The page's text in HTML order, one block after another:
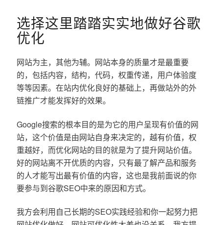
选择这里踏踏实实地做好谷歌
优化
网站为主，其他为辅。网站本身的质量才是最重要
的，包括内容，结构，代码，权重传递，用户体验度
等等因素。在站内优化良好的基础上，再做站外的外
链推广才能发挥好的效果。
Google搜索的根本目的是为它的用户呈现有价值的网
站，这个价值是由网站自身来决定的，越有价值，权
重越好，而优化网站的目的就是为了提升网站价值。
好的网站离不开优质的内容，只有最了解产品和服务
的人才能写出最有价值的内容，这也是我前面说的你
要参与到谷歌SEO中来的原因和方式。
我方会利用自己长期的SEO实践经验和你一起努力把